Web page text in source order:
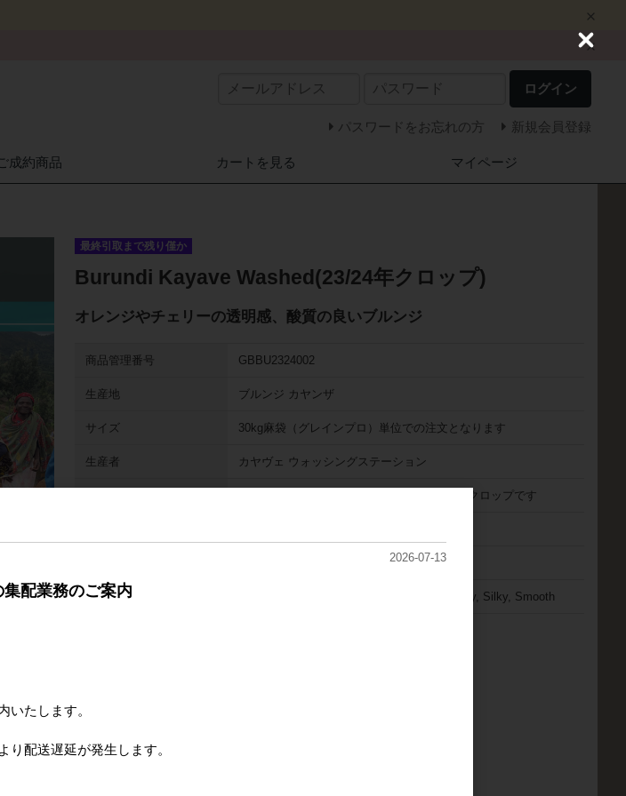
ログイン
パスワードをお忘れの方 新規会員登録
ご成約商品 カートを見る マイページ
最終引取まで残り僅か
Burundi Kayave Washed(23/24年クロップ)
オレンジやチェリーの透明感、酸質の良いブルンジ
商品管理番号 GBBU2324002
生産地 ブルンジ カヤンザ
サイズ 30kg麻袋（グレインプロ）単位での注文となります
生産者 カヤヴェ ウォッシングステーション
2024年3月～2024年6月に収穫した、23/24年クロップです
カッピングコメント Orange, Cherry, Black tea, Brown sugar, Juicy, Silky, Smooth
2026-07-13
集配業務のご案内
いたします。
配送遅延が発生します。
C
e